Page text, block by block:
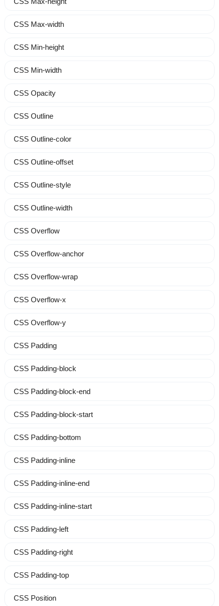
CSS Max-width
CSS Min-height
CSS Min-width
CSS Opacity
CSS Outline
CSS Outline-color
CSS Outline-offset
CSS Outline-style
CSS Outline-width
CSS Overflow
CSS Overflow-anchor
CSS Overflow-wrap
CSS Overflow-x
CSS Overflow-y
CSS Padding
CSS Padding-block
CSS Padding-block-end
CSS Padding-block-start
CSS Padding-bottom
CSS Padding-inline
CSS Padding-inline-end
CSS Padding-inline-start
CSS Padding-left
CSS Padding-right
CSS Padding-top
CSS Position